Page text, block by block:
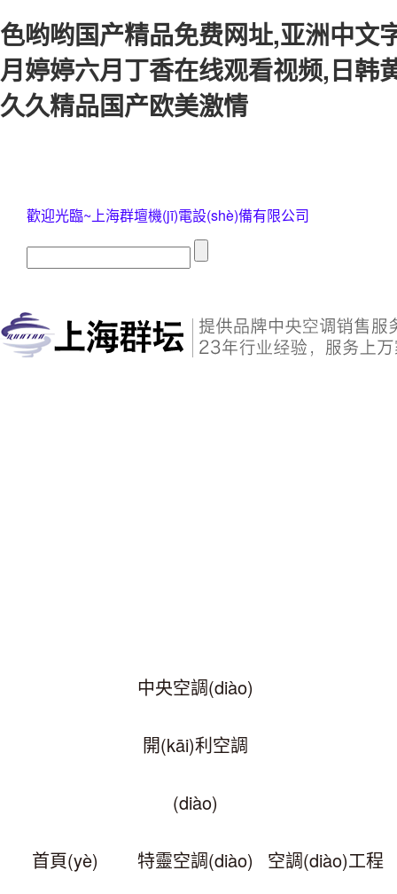
色哟哟国产精品免费网址,亚洲中文
月婷婷六月丁香在线观看视频,日韩
久久精品国产欧美激情
歡迎光臨~上海群壇機(jī)電設(shè)備有限公司
首頁(yè)
中央空調(diào)
開(kāi)利空調
(diào)
特靈空調(diào) 空調(diào)工程